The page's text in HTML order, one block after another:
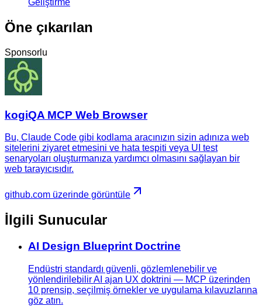
Geliştirme
Öne çıkarılan
Sponsorlu
kogiQA MCP Web Browser
Bu, Claude Code gibi kodlama aracınızın sizin adınıza web
sitelerini ziyaret etmesini ve hata tespiti veya UI test
senaryoları oluşturmanıza yardımcı olmasını sağlayan bir
web tarayıcısıdır.
github.com üzerinde görüntüle
İlgili Sunucular
AI Design Blueprint Doctrine
Endüstri standardı güvenli, gözlemlenebilir ve
yönlendirilebilir AI ajan UX doktrini — MCP üzerinden
10 prensip, seçilmiş örnekler ve uygulama kılavuzlarına
göz atın.